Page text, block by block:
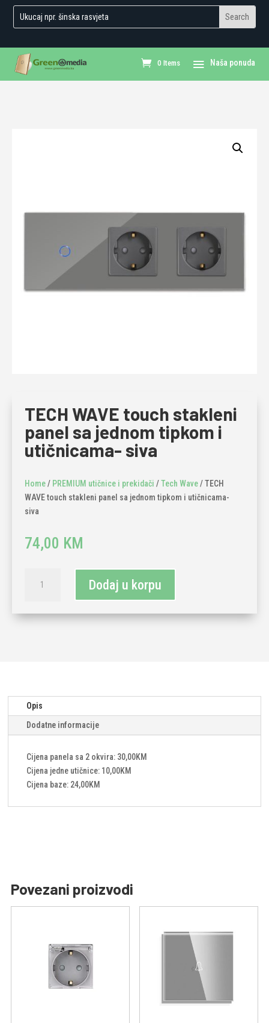
0 Items
TECH WAVE touch stakleni
panel sa jednom tipkom i
utičnicama- siva
Home/ PREMIUM utičnice i prekidači /Tech Wave/ TECH
WAVE touch stakleni panel sa jednom tipkom i utičnicama-
siva
74,00 KM
WAVE
stakleni
utičnicama-
siva
količina
Dodaj u korpu
Opis
Dodatne informacije
Cijena panela sa 2 okvira: 30,00KM
Cijena jedne utičnice: 10,00KM
Cijena baze: 24,00KM
Povezani proizvodi